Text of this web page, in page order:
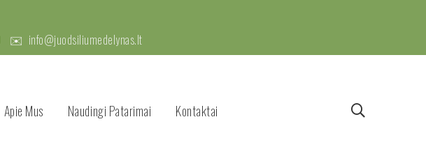
✉️ info@juodsiliumedelynas.lt
Apie Mus Naudingi Patarimai Kontaktai